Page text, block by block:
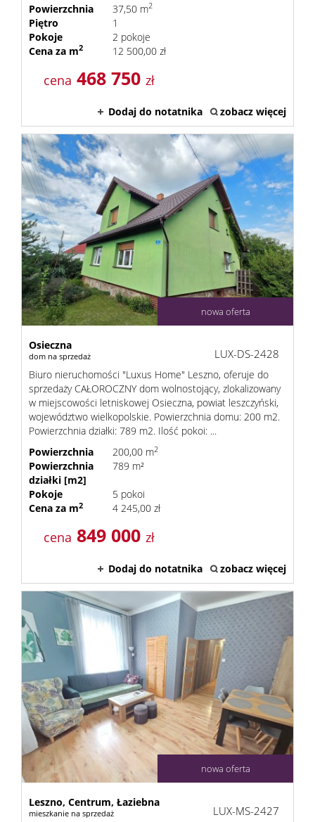
Powierzchnia
37,50 m2
Piętro
1
Pokoje
2 pokoje
Cena za m2 12 500,00 zł
cena 468 750 zł
Dodaj do notatnika zobacz więcej
nowa oferta
Osieczna
dom na sprzedaż LUX-DS-2428
Biuro nieruchomości "Luxus Home" Leszno, oferuje do
sprzedaży CAŁOROCZNY dom wolnostojący, zlokalizowany
w miejscowości letniskowej Osieczna, powiat leszczyński,
województwo wielkopolskie. Powierzchnia domu: 200 m2.
Powierzchnia działki: 789 m2. Ilość pokoi: ...
Powierzchnia
200,00 m2
Powierzchnia
działki [m2]
789 m²
Pokoje
5 pokoi
Cena za m2 4 245,00 zł
cena 849 000 zł
Dodaj do notatnika zobacz więcej
nowa oferta
Leszno, Centrum, Łaziebna
mieszkanie na sprzedaż LUX-MS-2427